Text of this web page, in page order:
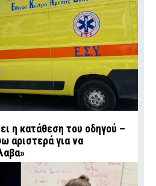
η κατάθεση του οδηγού –
αριστερά για να